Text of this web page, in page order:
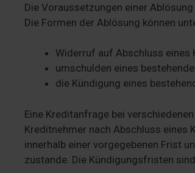
Die Voraussetzungen einer
Die Formen der Ablösung können
Widerruf auf Abschluss eines
umschulden eines
die Kündigung eines
Eine Kreditanfrage bei
Kreditnehmer nach Abschluss eines
innerhalb einer vorgegebenen Frist
zustande. Die Kündigungsfristen